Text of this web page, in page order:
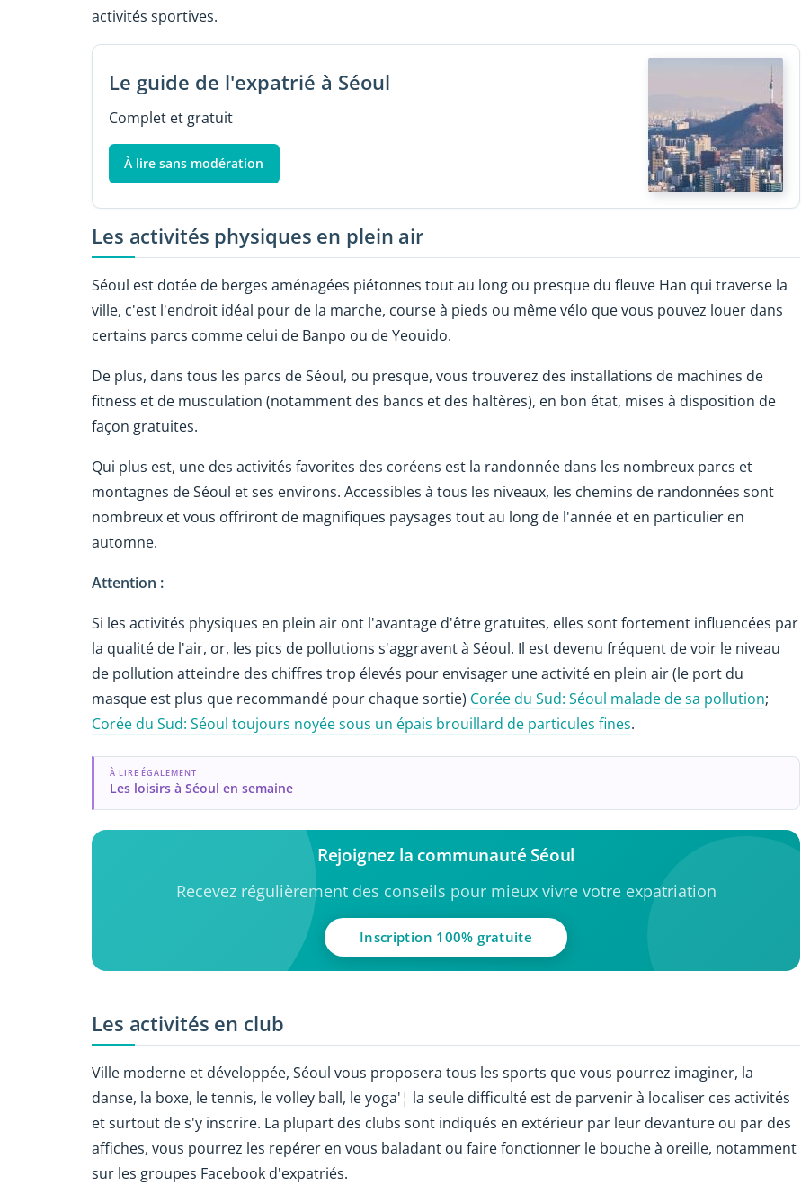
activités sportives.
Le guide de l'expatrié à Séoul
Complet et gratuit
À lire sans modération
Les activités physiques en plein air
Séoul est dotée de berges aménagées piétonnes tout au long ou presque du fleuve Han qui traverse la
ville, c'est l'endroit idéal pour de la marche, course à pieds ou même vélo que vous pouvez louer dans
certains parcs comme celui de Banpo ou de Yeouido.
De plus, dans tous les parcs de Séoul, ou presque, vous trouverez des installations de machines de
fitness et de musculation (notamment des bancs et des haltères), en bon état, mises à disposition de
façon gratuites.
Qui plus est, une des activités favorites des coréens est la randonnée dans les nombreux parcs et
montagnes de Séoul et ses environs. Accessibles à tous les niveaux, les chemins de randonnées sont
nombreux et vous offriront de magnifiques paysages tout au long de l'année et en particulier en
automne.
Attention :
Si les activités physiques en plein air ont l'avantage d'être gratuites, elles sont fortement influencées par
la qualité de l'air, or, les pics de pollutions s'aggravent à Séoul. Il est devenu fréquent de voir le niveau
de pollution atteindre des chiffres trop élevés pour envisager une activité en plein air (le port du
masque est plus que recommandé pour chaque sortie) Corée du Sud: Séoul malade de sa pollution;
Corée du Sud: Séoul toujours noyée sous un épais brouillard de particules fines.
À LIRE ÉGALEMENT
Les loisirs à Séoul en semaine
Rejoignez la communauté Séoul
Recevez régulièrement des conseils pour mieux vivre votre expatriation
Inscription 100% gratuite
Les activités en club
Ville moderne et développée, Séoul vous proposera tous les sports que vous pourrez imaginer, la
danse, la boxe, le tennis, le volley ball, le yoga'¦ la seule difficulté est de parvenir à localiser ces activités
et surtout de s'y inscrire. La plupart des clubs sont indiqués en extérieur par leur devanture ou par des
affiches, vous pourrez les repérer en vous baladant ou faire fonctionner le bouche à oreille, notamment
sur les groupes Facebook d'expatriés.